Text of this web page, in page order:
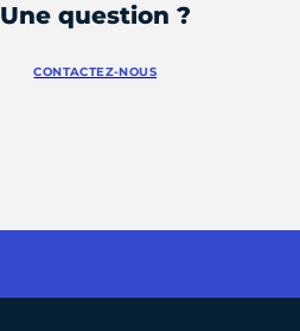
Une question ?
CONTACTEZ-NOUS